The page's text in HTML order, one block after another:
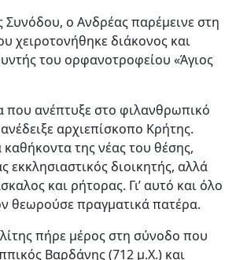
Συνόδου, ο Ανδρέας παρέμεινε στη
χειροτονήθηκε διάκονος και
του ορφανοτροφείου «Άγιος
που ανέπτυξε στο φιλανθρωπικό
αρχιεπίσκοπο Κρήτης.
της νέας του θέσης,
εκκλησιαστικός διοικητής, αλλά
και ρήτορας. Γι’ αυτό και όλο
θεωρούσε πραγματικά πατέρα.
πήρε μέρος στη σύνοδο που
Βαρδάνης (712 μ.Χ.) και